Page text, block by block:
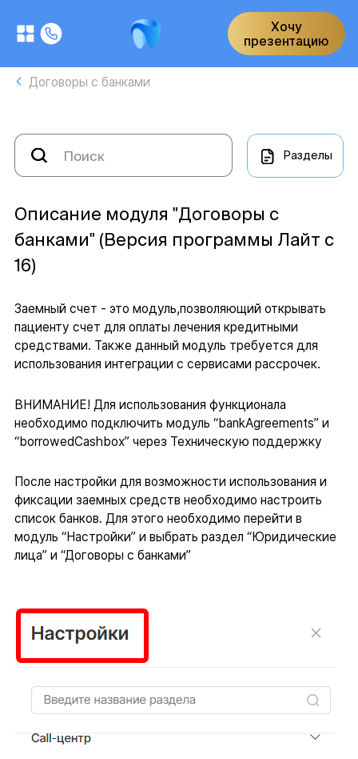
Хочу
презентацию
Договоры с банками
Разделы
Описание модуля "Договоры с
банками" (Версия программы Лайт с
16)
Заемный счет - это модуль,позволяющий открывать
пациенту счет для оплаты лечения кредитными
средствами. Также данный модуль требуется для
использования интеграции с сервисами рассрочек.
ВНИМАНИЕ! Для использования функционала
необходимо подключить модуль “bankAgreements” и
“borrowedCashbox” через Техническую поддержку
После настройки для возможности использования и
фиксации заемных средств необходимо настроить
список банков. Для этого необходимо перейти в
модуль “Настройки” и выбрать раздел “Юридические
лица” и “Договоры с банками”